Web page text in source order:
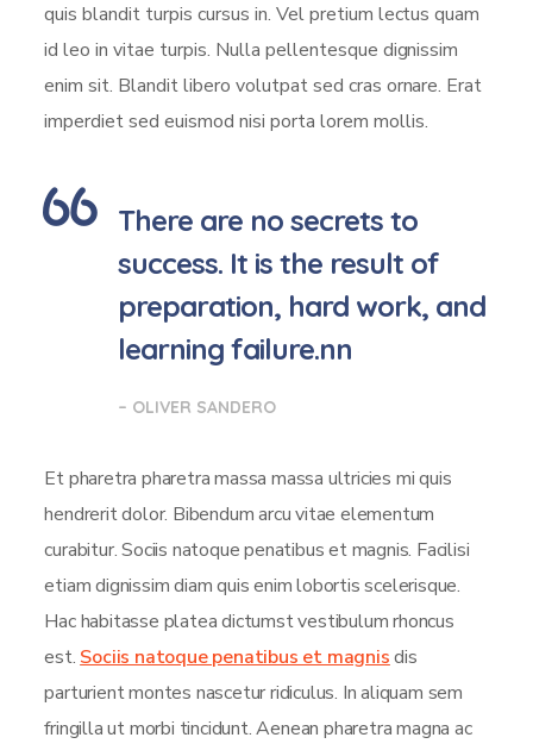
quis blandit turpis cursus in. Vel pretium lectus quam
id leo in vitae turpis. Nulla pellentesque dignissim
enim sit. Blandit libero volutpat sed cras ornare. Erat
imperdiet sed euismod nisi porta lorem mollis.
There are no secrets to
success. It is the result of
preparation, hard work, and
learning failure.nn
– OLIVER SANDERO
Et pharetra pharetra massa massa ultricies mi quis
hendrerit dolor. Bibendum arcu vitae elementum
curabitur. Sociis natoque penatibus et magnis. Facilisi
etiam dignissim diam quis enim lobortis scelerisque.
Hac habitasse platea dictumst vestibulum rhoncus
est. Sociis natoque penatibus et magnisdis
parturient montes nascetur ridiculus. In aliquam sem
fringilla ut morbi tincidunt. Aenean pharetra magna ac